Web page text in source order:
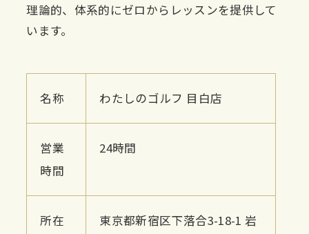
理論的、体系的にゼロからレッスンを提供して
います。
名称 わたしのゴルフ 目白店
営業
時間
24時間
所在
東京都新宿区下落合3-18-1 岩